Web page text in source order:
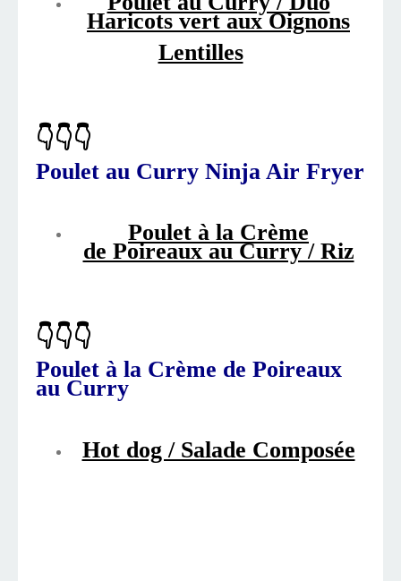
Haricots vert aux Oignons
Lentilles
👇👇👇
Poulet au Curry Ninja Air Fryer
Poulet à la Crème
de Poireaux au Curry / Riz
👇👇👇
Poulet à la Crème de Poireaux
au Curry
Hot dog / Salade Composée